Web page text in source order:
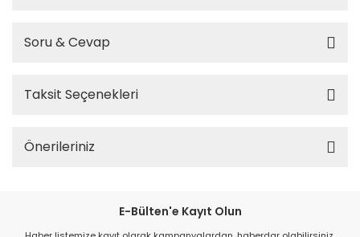
Soru & Cevap
Taksit Seçenekleri
Önerileriniz
E-Bülten'e Kayıt Olun